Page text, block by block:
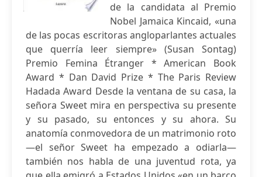
de la candidata al Premio
Nobel Jamaica Kincaid, «una
de las pocas escritoras angloparlantes actuales
que querría leer siempre» (Susan Sontag)
Premio Femina Étranger * American Book
Award * Dan David Prize * The Paris Review
Hadada Award Desde la ventana de su casa, la
señora Sweet mira en perspectiva su presente
y su pasado, su entonces y su ahora. Su
anatomía conmovedora de un matrimonio roto
—el señor Sweet ha empezado a odiarla—
también nos habla de una juventud rota, ya